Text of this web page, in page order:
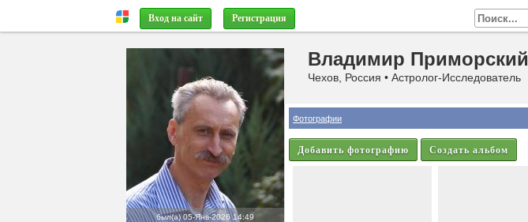
Вход на сайт Регистрация
Владимир Приморский
Чехов, Россия • Астролог-Исследователь
был(а)05-Янв-2026 14:49
Фотографии
Добавить фотографию Создать альбом